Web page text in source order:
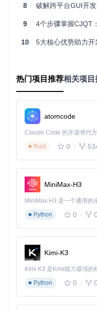
持
曲线
中等
社区
社区
活跃
度
★★★☆☆
学习
资源
★★☆☆☆
CjQt在性能与开发效率之
用。
架构设计解析：CjQt的分
CjQt采用清晰的分层架构
性和易用性。
核心层：基于C++原生Qt
口管理能力。这一层就像
基础。
绑定层 ：负责C语言接口
换。这一层扮演着"翻译
应用层：提供窗口组件库
8 破解跨平台GUI开发
9 4个步骤掌握CJQT
10 5大核心优势助力开发者快
热门项目推荐相关项目
atomcode
Rust
0
MiniMax-H3
Python
0 0
Kimi-K3
Python
0 0